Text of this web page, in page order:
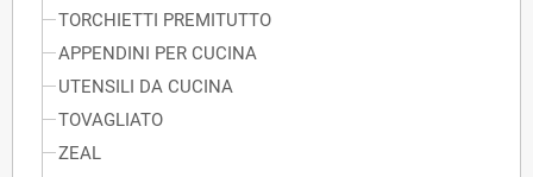
TORCHIETTI PREMITUTTO
APPENDINI PER CUCINA
UTENSILI DA CUCINA
TOVAGLIATO
ZEAL